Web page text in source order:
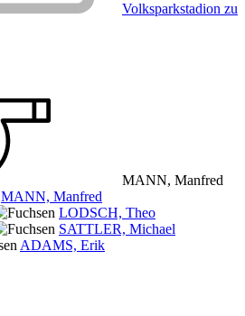
Volksparkstadion zu
MANN, Manfred
MANN, Manfred
LODSCH, Theo
SATTLER, Michael
ADAMS, Erik